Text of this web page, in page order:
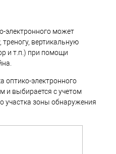
электронного может
вертикальную
и т.п.) при помощи
оптико-электронного
и выбирается с учетом
участка зоны обнаружения